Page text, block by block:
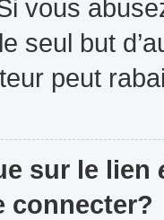
vous
seul but
peut
sur le lien
connecter?